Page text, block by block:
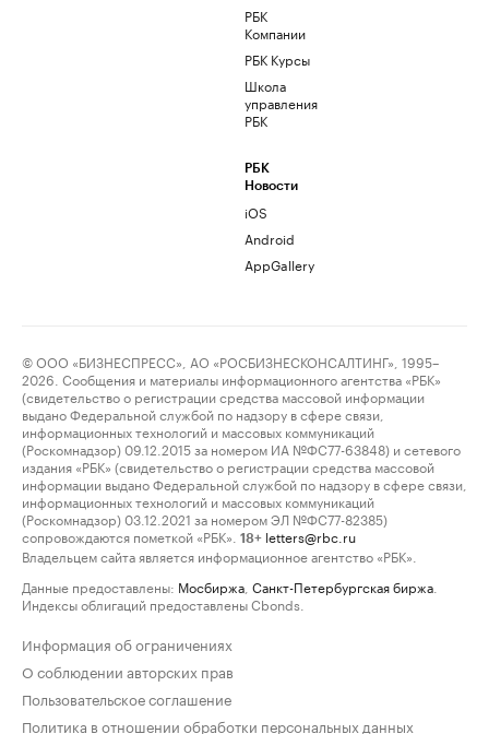
РБК
Компании
РБК Курсы
Школа
управления
РБК
РБК
Новости
iOS
Android
AppGallery
© ООО «БИЗНЕСПРЕСС», АО «РОСБИЗНЕСКОНСАЛТИНГ», 1995–
2026. Сообщения и материалы информационного агентства «РБК»
(свидетельство о регистрации средства массовой информации
выдано Федеральной службой по надзору в сфере связи,
информационных технологий и массовых коммуникаций
(Роскомнадзор) 09.12.2015 за номером ИА №ФС77-63848) и сетевого
издания «РБК» (свидетельство о регистрации средства массовой
информации выдано Федеральной службой по надзору в сфере связи,
информационных технологий и массовых коммуникаций
(Роскомнадзор) 03.12.2021 за номером ЭЛ №ФС77-82385)
сопровождаются пометкой «РБК».
18+ letters@rbc.ru
Владельцем сайта является информационное агентство «РБК».
Данные предоставлены: Мосбиржа Санкт-Петербургская биржа
Индексы облигаций предоставлены Cbonds.
Информация об ограничениях
О соблюдении авторских прав
Пользовательское соглашение
Политика в отношении обработки персональных данных